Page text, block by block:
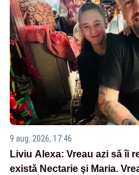
9 aug. 2026, 17:46
Liviu Alexa: Vreau azi sǎ îi
existǎ Nectarie şi Maria.